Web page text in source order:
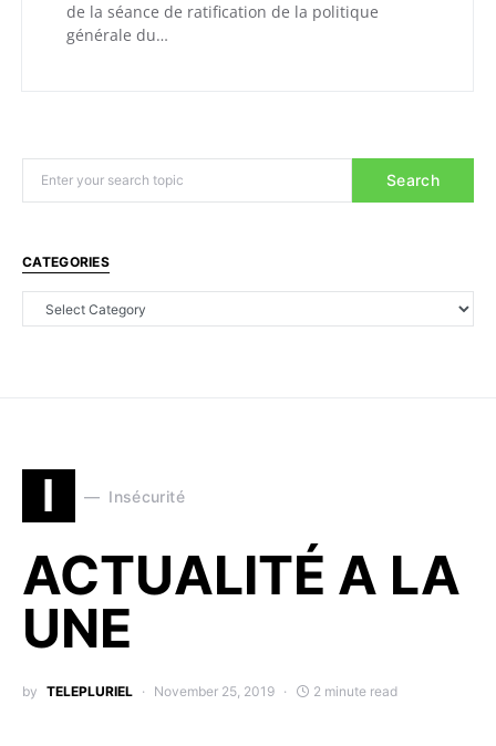
de la séance de ratification de la politique
générale du…
Search
CATEGORIES
I Insécurité
ACTUALITÉ A LA
UNE
by TELEPLURIEL November 25, 2019 2 minute read